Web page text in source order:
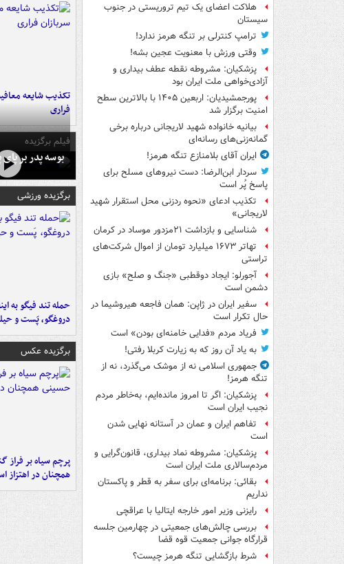
هلاکت اعضای یک تیم تروریستی در جنوب
سیستان
ترامپ کنترلی بر تنگه هرمز ندارد!
وقتی ورزش با معنویت عجین بشه!
پزشکیان: مشروطه نقطه عطف بیداری و
آزادی‌خواهی ملت ایران بود
پورجمشیدیان: اربعین ۱۴۰۵ با بالاترین سطح
امنیت برگزار شد
بیانیه خانواده شهید لاریجانی درباره برخی
گمانه‌زنی‌های رسانه‌ای
ایران آقای بلامنازع تنگه هرمز!
سردار ابن‌الرضا: دست نیروهای مسلح برای
پاسخ پُر است
تکذیب ادعای «نحوه ردزنی محل استقرار شهید
لاریجانی»
شناسایی و بازداشت ۲۱مزدور موساد در کرمان
تهاتر ۱۶۷۳ میلیارد تومان از اموال شرکت‌های
تراستی
آجورلو: ایجاد دوقطبی «جنگ و صلح‌» بازی
دشمن است
سفیر ایران در ژاپن: همان فاجعه هیروشیما در
حال تکرار است
فریاد مردم «فدایی خامنه‌ای بودن» است
به یاد آن روز که به زیارت کربلا رفتی!
جمهوری اسلامی نه از موشک می‌گذرد، نه از
تنگه هرمز!
پزشکیان: اگر تا امروز مانده‌ایم، به‌خاطر مردم
نجیب ایران است
تفاهم ایران و عمان در آستانه نهایی شدن
است
پزشکیان: مشروطه نماد بیداری، قانون‌گرایی و
مردم‌سالاری ملت ایران است
بقائی: برنامه‌ای برای سفر به قطر و پاکستان
نداریم
رایزنی وزیر امور خارجه ایتالیا با عراقچی
بررسی چالش‌های جمعیتی در چهارمین جلسه
قرارگاه جوانی جمعیت قوه قضا
شرط بازگشایی تنگه هرمز چیست؟
تکذیب شایعه
فراری
فیلم برگزیده
بوسه‌ پدر بر
برگزیده ورزشی
حمله تند فیگو به
دروغگو، پَست‌ و
برگزیده عکس
پرچم سیاه بر فراز
همچنان در اهتزاز